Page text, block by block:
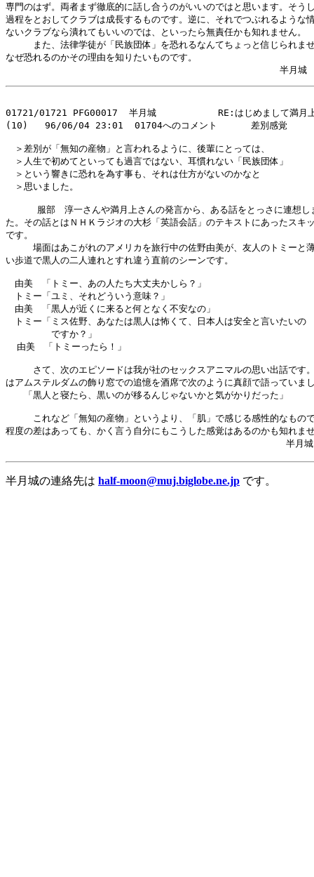
専門のはず。両者まず徹底的に話し合うのがいいのではと思います。そう
過程をとおしてクラブは成長するものです。逆に、それでつぶれるような
ないクラブなら潰れてもいいのでは、といったら無責任かも知れません。
また、法律学徒が「民族団体」を恐れるなんてちょっと信じられま
なぜ恐れるのかその理由を知りたいものです。
01721/01721 PFG00017  半月城           RE:はじめまして満月
(10)   96/06/04 23:01  01704へのコメント      差別感覚
＞差別が「無知の産物」と言われるように、後輩にとっては、
＞人生で初めてといっても過言ではない、耳慣れない「民族団体」
＞という響きに恐れを為す事も、それは仕方がないのかなと
＞思いました。
　服部　淳一さんや満月上さんの発言から、ある話をとっさに連想し
た。その話とはＮＨＫラジオの大杉「英語会話」のテキストにあったスキ
です。
場面はあこがれのアメリカを旅行中の佐野由美が、友人のトミーと
い歩道で黒人の二人連れとすれ違う直前のシーンです。
由美　「トミー、あの人たち大丈夫かしら？」
トミー「ユミ、それどういう意味？」
由美　「黒人が近くに来ると何となく不安なの」
トミー「ミス佐野、あなたは黒人は怖くて、日本人は安全と言いたいの
ですか？」
  由美　「トミーったら！」
さて、次のエピソードは我が社のセックスアニマルの思い出話です
はアムステルダムの飾り窓での追憶を酒席で次のように真顔で語っていま
「黒人と寝たら、黒いのが移るんじゃないかと気がかりだった」
これなど「無知の産物」というより、「肌」で感じる感性的なもの
程度の差はあっても、かく言う自分にもこうした感覚はあるのかも知れま
半月城の連絡先は half-moon@muj.biglobe.ne.jp です。